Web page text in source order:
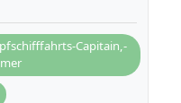
Capitain,-